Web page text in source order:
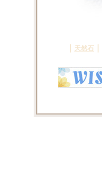
天然石